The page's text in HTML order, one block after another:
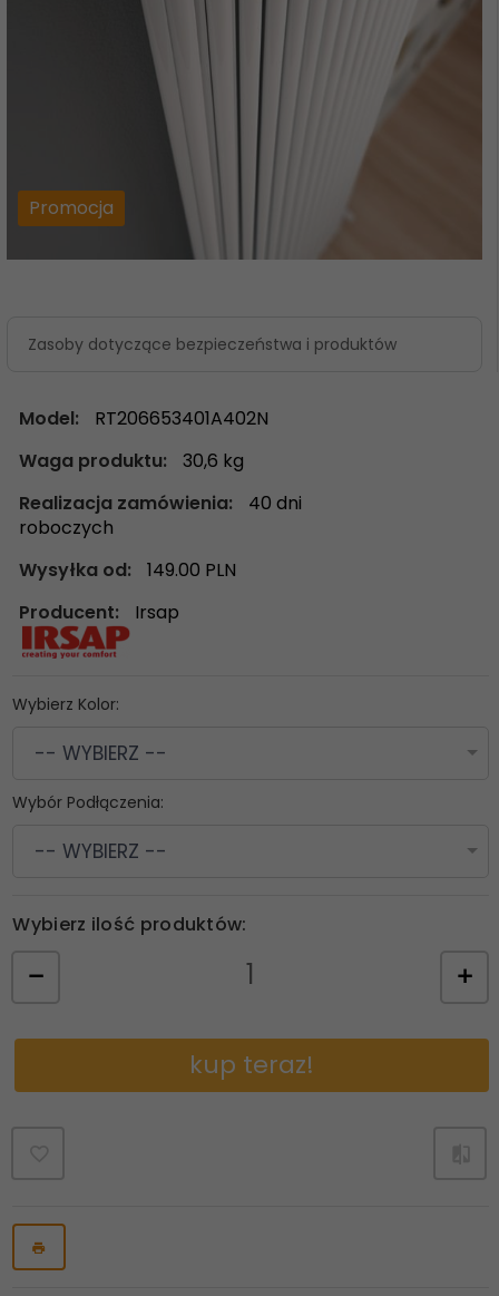
Promocja
Zasoby dotyczące bezpieczeństwa i produktów
Model:
RT206653401A402N
Waga produktu:
30,6 kg
Realizacja zamówienia:
40 dni
roboczych
Wysyłka od:
149.00 PLN
Producent:
Irsap
Wybierz Kolor:
-- WYBIERZ --
Wybór Podłączenia:
-- WYBIERZ --
Wybierz ilość produktów:
kup teraz!